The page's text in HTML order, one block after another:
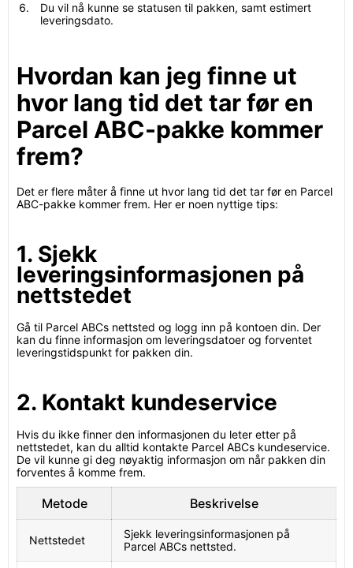
Du vil nå kunne se statusen til pakken, samt estimert
leveringsdato.
Hvordan kan jeg finne ut
hvor lang tid det tar før en
Parcel ABC-pakke kommer
frem?
Det er flere måter å finne ut hvor lang tid det tar før en Parcel
ABC-pakke kommer frem. Her er noen nyttige tips:
1. Sjekk
leveringsinformasjonen på
nettstedet
Gå til Parcel ABCs nettsted og logg inn på kontoen din. Der
kan du finne informasjon om leveringsdatoer og forventet
leveringstidspunkt for pakken din.
2. Kontakt kundeservice
Hvis du ikke finner den informasjonen du leter etter på
nettstedet, kan du alltid kontakte Parcel ABCs kundeservice.
De vil kunne gi deg nøyaktig informasjon om når pakken din
forventes å komme frem.
Metode Beskrivelse
Nettstedet
Sjekk leveringsinformasjonen på
Parcel ABCs nettsted.